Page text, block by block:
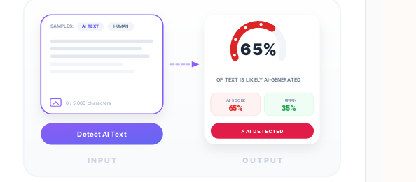
SAMPLES: AI TEXT HUMAN
0 / 5,000 characters
Detect AI Text
INPUT
65%
OF TEXT IS LIKELY AI-GENERATED
AI SCORE
65%
HUMAN
35%
⚡ AI DETECTED
OUTPUT